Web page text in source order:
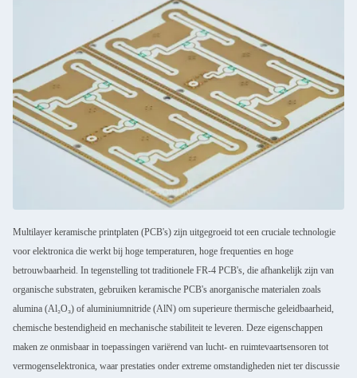
Multilayer keramische printplaten (PCB's) zijn uitgegroeid tot een cruciale technologie
voor elektronica die werkt bij hoge temperaturen, hoge frequenties en hoge
betrouwbaarheid. In tegenstelling tot traditionele FR-4 PCB's, die afhankelijk zijn van
organische substraten, gebruiken keramische PCB's anorganische materialen zoals
alumina (Al₂O₃) of aluminiumnitride (AlN) om superieure thermische geleidbaarheid,
chemische bestendigheid en mechanische stabiliteit te leveren. Deze eigenschappen
maken ze onmisbaar in toepassingen variërend van lucht- en ruimtevaartsensoren tot
vermogenselektronica, waar prestaties onder extreme omstandigheden niet ter discussie